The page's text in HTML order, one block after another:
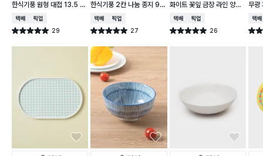
한식기풍 원형 대접 13.5 c
m
택배배송매장픽업
별점 5.0점 29
건 작성
한식기풍 2칸 나눔 종지 9 c
m
택배배송매장픽업
별점 5.0점 27
건 작성
화이트 꽃잎 금장 라인 양각
종지 10 cm
택배배송매장픽업
별점 5.0점 26
건 작성
무광
접
택배
별점